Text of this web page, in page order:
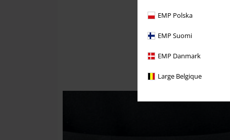
EMP Polska
EMP Suomi
EMP Danmark
Large Belgique